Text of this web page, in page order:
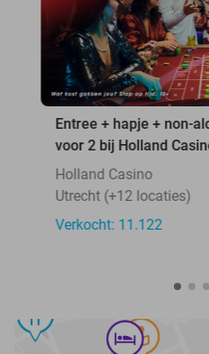
Entree + hapje + non-
voor 2 bij Holland
Holland Casino
Utrecht (+12 locaties)
Verkocht: 11.122